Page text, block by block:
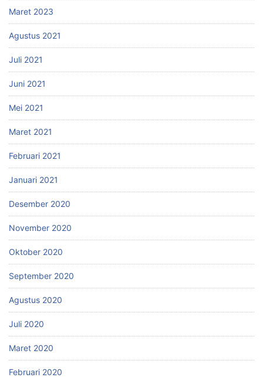
Maret 2023
Agustus 2021
Juli 2021
Juni 2021
Mei 2021
Maret 2021
Februari 2021
Januari 2021
Desember 2020
November 2020
Oktober 2020
September 2020
Agustus 2020
Juli 2020
Maret 2020
Februari 2020